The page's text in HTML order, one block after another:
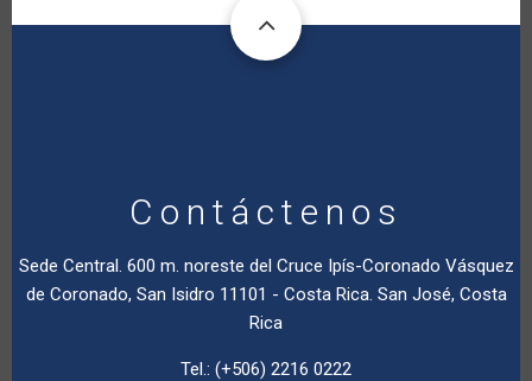
Contáctenos
Sede Central. 600 m. noreste del Cruce Ipís-Coronado Vásquez
de Coronado, San Isidro 11101 - Costa Rica. San José, Costa
Rica
Tel.: (+506) 2216 0222